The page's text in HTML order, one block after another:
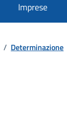
Imprese
/ Determinazione